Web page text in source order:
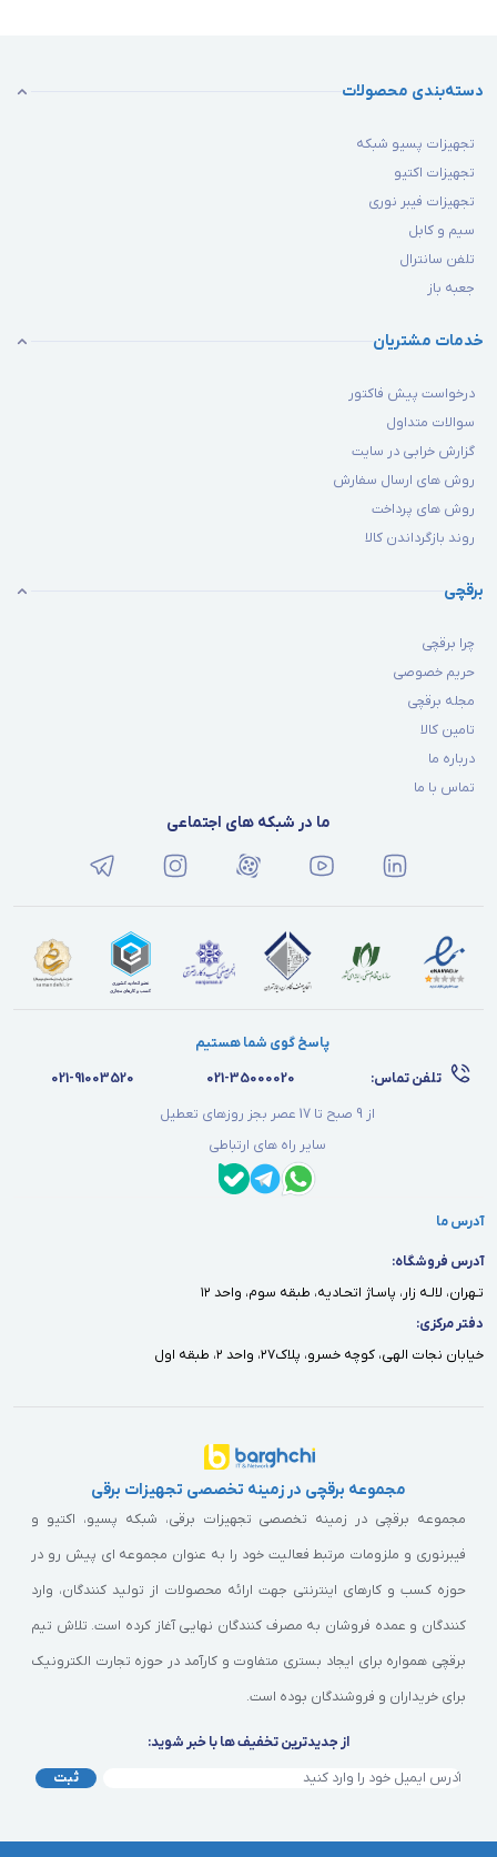
دسته‌بندی محصولات
تجهیزات پسیو شبکه
تجهیزات اکتیو
تجهیزات فیبر نوری
سیم و کابل
تلفن سانترال
جعبه باز
خدمات مشتریان
درخواست پیش فاکتور
سوالات متداول
گزارش خرابی در سایت
روش های ارسال سفارش
روش های پرداخت
روند بازگرداندن کالا
برقچی
چرا برقچی
حریم خصوصی
مجله برقچی
تامین کالا
درباره ما
تماس با ما
ما در شبکه های اجتماعی
پاسخ گوی شما هستیم
تلفن تماس:
021-35000020
021-91003520
از 9 صبح تا 17 عصر بجز روزهای تعطیل
سایر راه های ارتباطی
آدرس ما
آدرس فروشگاه:
تـهران، لالـه زار، پاسـاژ اتحـاديه، طبقه سوم، واحد ١٢
دفتر مركزى:
خيابان نجات الهى، كوچه خسرو، پلاك٢٧، واحد ٢، طبقه اول
مجموعه برقچی در زمینه تخصصی تجهیزات برقی
مجموعه برقچی در زمینه تخصصی تجهیزات برقی، شبکه پسیو، اکتیو و
فیبرنوری و ملزومات مرتبط فعالیت خود را به عنوان مجموعه ای پیش رو در
حوزه کسب و کارهای اینترنتی جهت ارائه محصولات از تولید کنندگان، وارد
کنندگان و عمده فروشان به مصرف کنندگان نهایی آغاز کرده است. تلاش تیم
برقچی همواره برای ایجاد بستری متفاوت و کارآمد در حوزه تجارت الکترونیک
برای خریداران و فروشندگان بوده است.
از جدیدترین تخفیف ها با خبر شوید:
ثبت